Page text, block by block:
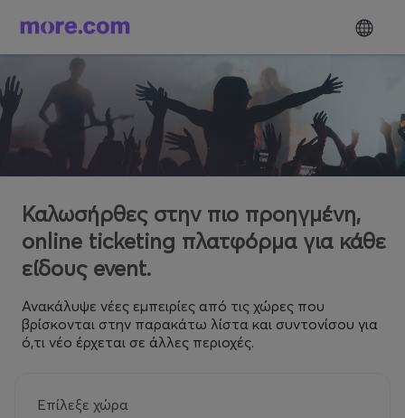
Καλωσήρθες στην πιο προηγμένη,
online ticketing πλατφόρμα για κάθε
είδους event.
Ανακάλυψε νέες εμπειρίες από τις χώρες που
βρίσκονται στην παρακάτω λίστα και συντονίσου για
ό,τι νέο έρχεται σε άλλες περιοχές.
Επίλεξε χώρα